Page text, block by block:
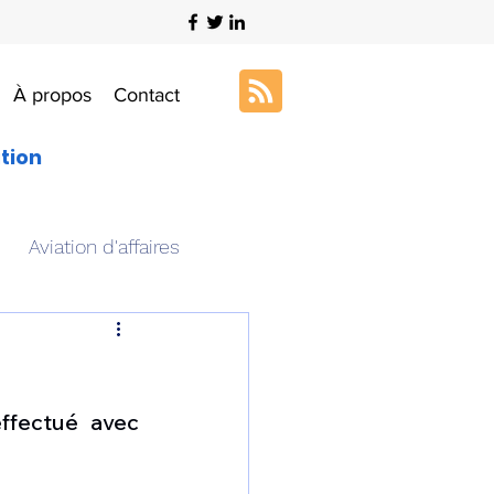
À propos Contact
Aviation d'affaires
Art & Aviation
aéronautique
avec